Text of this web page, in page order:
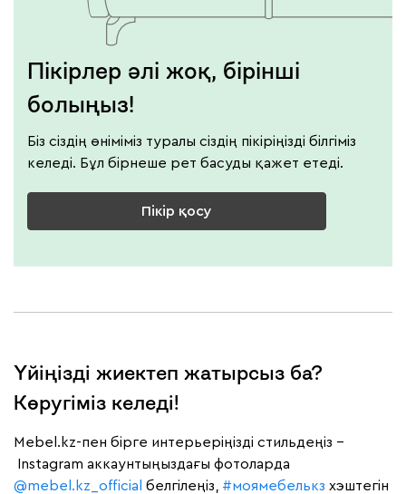
Пікірлер әлі жоқ, бірінші
болыңыз!
Біз сіздің өніміміз туралы сіздің пікіріңізді білгіміз
келеді. Бұл бірнеше рет басуды қажет етеді.
Пікір қосу
Үйіңізді жиектеп жатырсыз ба?
Көругіміз келеді!
Mebel.kz-пен бірге интерьеріңізді стильдеңіз –
Instagram аккаунтыңыздағы фотоларда
@mebel.kz_official белгілеңіз, #моямебелькз хэштегін